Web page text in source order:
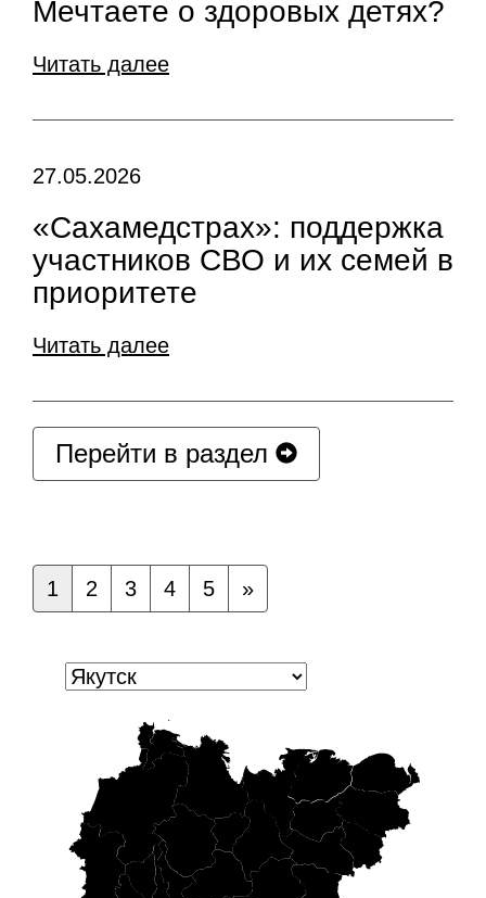
Мечтаете о здоровых детях?
Читать далее
27.05.2026
«Сахамедстрах»: поддержка
участников СВО и их семей в
приоритете
Читать далее
Перейти в раздел
1 2 3 4 5 »